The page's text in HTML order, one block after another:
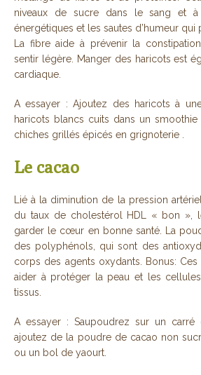
niveaux de sucre dans le sang et à
énergétiques et les sautes d’humeur qui
La fibre aide à prévenir la
sentir légère. Manger des haricots est
cardiaque.
A essayer : Ajoutez des haricots à
haricots blancs cuits dans un
chiches grillés épicés en grignoterie .
Le cacao
Lié à la diminution de la pression
du taux de cholestérol HDL « bon »,
garder le cœur en bonne santé. La
des polyphénols, qui sont des
corps des agents oxydants. Bonus:
aider à protéger la peau et les
tissus.
A essayer : Saupoudrez sur un
ajoutez de la poudre de cacao non
ou un bol de yaourt.